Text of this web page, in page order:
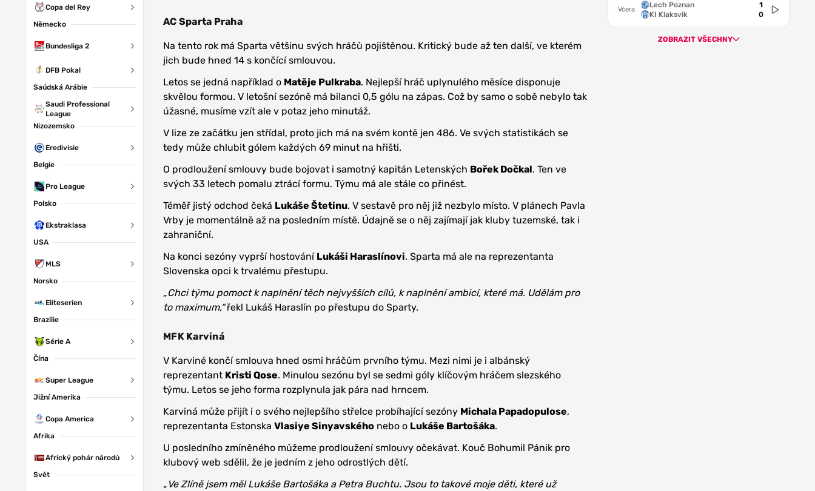
Copa del Rey
Německo
Bundesliga 2
DFB Pokal
Saúdská Arábie
Saudi Professional
League
Nizozemsko
Eredivisie
Belgie
Pro League
Polsko
Ekstraklasa
USA
MLS
Norsko
Eliteserien
Brazílie
Série A
Čína
Super League
Jižní Amerika
Copa America
Afrika
Africký pohár národů
Svět
AC Sparta Praha
Na tento rok má Sparta většinu svých hráčů pojištěnou. Kritický bude až ten další, ve kterém
jich bude hned 14 s končící smlouvou.
Letos se jedná například o Matěje Pulkraba. Nejlepší hráč uplynulého měsíce disponuje
skvělou formou. V letošní sezóně má bilanci 0,5 gólu na zápas. Což by samo o sobě nebylo tak
úžasné, musíme vzít ale v potaz jeho minutáž.
V lize ze začátku jen střídal, proto jich má na svém kontě jen 486. Ve svých statistikách se
tedy může chlubit gólem každých 69 minut na hřišti.
O prodloužení smlouvy bude bojovat i samotný kapitán Letenských Bořek Dočkal. Ten ve
svých 33 letech pomalu ztrácí formu. Týmu má ale stále co přinést.
Téměř jistý odchod čeká Lukáše Štetinu. V sestavě pro něj již nezbylo místo. V plánech Pavla
Vrby je momentálně až na posledním místě. Údajně se o něj zajímají jak kluby tuzemské, tak i
zahraniční.
Na konci sezóny vyprší hostování Lukáši Haraslínovi. Sparta má ale na reprezentanta
Slovenska opci k trvalému přestupu.
„Chci týmu pomoct k naplnění těch nejvyšších cílů, k naplnění ambicí, které má. Udělám pro
to maximum,“řekl Lukáš Haraslín po přestupu do Sparty.
MFK Karviná
V Karviné končí smlouva hned osmi hráčům prvního týmu. Mezi nimi je i albánský
reprezentant Kristi Qose. Minulou sezónu byl se sedmi góly klíčovým hráčem slezského
týmu. Letos se jeho forma rozplynula jak pára nad hrncem.
Karviná může přijít i o svého nejlepšího střelce probíhající sezóny Michala Papadopulose,
reprezentanta Estonska Vlasiye Sinyavského nebo o Lukáše Bartošáka.
U posledního zmíněného můžeme prodloužení smlouvy očekávat. Kouč Bohumil Pánik pro
klubový web sdělil, že je jedním z jeho odrostlých dětí.
„ Ve Zlíně jsem měl Lukáše Bartošáka a Petra Buchtu. Jsou to takové moje děti, které už
Včera
Lech Poznan
KI Klaksvik
1
0
ZOBRAZIT VŠECHNY